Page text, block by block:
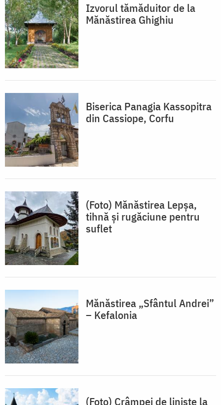
Izvorul tămăduitor de la
Mănăstirea Ghighiu
Biserica Panagia Kassopitra
din Cassiope, Corfu
(Foto) Mănăstirea Lepșa,
tihnă și rugăciune pentru
suflet
Mănăstirea „Sfântul Andrei”
– Kefalonia
(Foto) Crâmpei de liniște la